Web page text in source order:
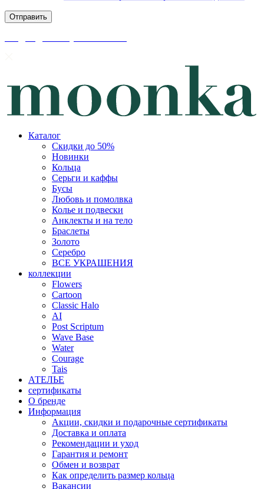
Каталог
Скидки до 50%
Новинки
Кольца
Серьги и каффы
Бусы
Любовь и помолвка
Колье и подвески
Анклекты и на тело
Браслеты
Золото
Серебро
ВСЕ УКРАШЕНИЯ
коллекции
Flowers
Cartoon
Classic Halo
AI
Post Scriptum
Wave Base
Water
Courage
Tais
АТЕЛЬЕ
сертификаты
О бренде
Информация
Акции, скидки и подарочные сертификаты
Доставка и оплата
Рекомендации и уход
Гарантия и ремонт
Обмен и возврат
Как определить размер кольца
Вакансии